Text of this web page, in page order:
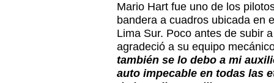
Mario Hart fue uno de los
bandera a cuadros ubicada en
Lima Sur. Poco antes de subir
agradeció a su equipo
también se lo debo a mi
auto impecable en todas las